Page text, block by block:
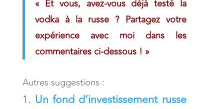
« Et vous, avez-vous déjà testé la
vodka à la russe ? Partagez votre
expérience avec moi dans les
commentaires ci-dessous ! »
Autres suggestions :
Un fond d’investissement russe